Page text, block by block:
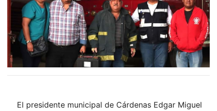
El presidente municipal de Cárdenas Edgar Miguel